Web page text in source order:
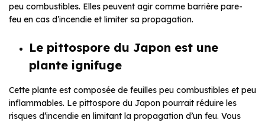
peu combustibles. Elles peuvent agir comme barrière pare-
feu en cas d’incendie et limiter sa propagation.
Le pittospore du Japon est une
plante ignifuge
Cette plante est composée de feuilles peu combustibles et peu
inflammables. Le pittospore du Japon pourrait réduire les
risques d’incendie en limitant la propagation d’un feu. Vous